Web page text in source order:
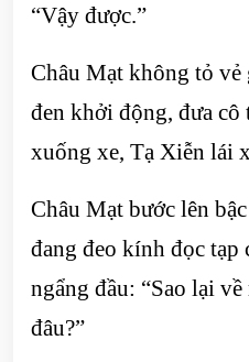
“Vậy được.”
Châu Mạt không tỏ vẻ
đen khởi động, đưa
xuống xe, Tạ Xiễn lái
Châu Mạt bước lên
đang đeo kính đọc tạp
ngẩng đầu: “Sao lại
đâu?”